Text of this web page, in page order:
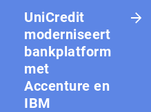
UniCredit
moderniseert
bankplatform
met
Accenture en
IBM